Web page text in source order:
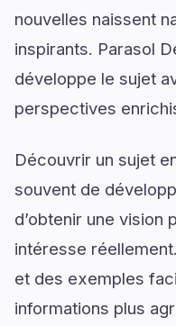
nouvelles naissent
inspirants. Parasol
développe le sujet
perspectives
Découvrir un sujet
souvent de
d’obtenir une vision
intéresse
et des exemples
informations plus